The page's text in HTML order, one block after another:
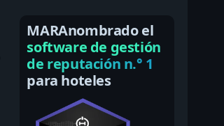
MARAnombrado el
software de gestión
de reputación n.° 1
para hoteles